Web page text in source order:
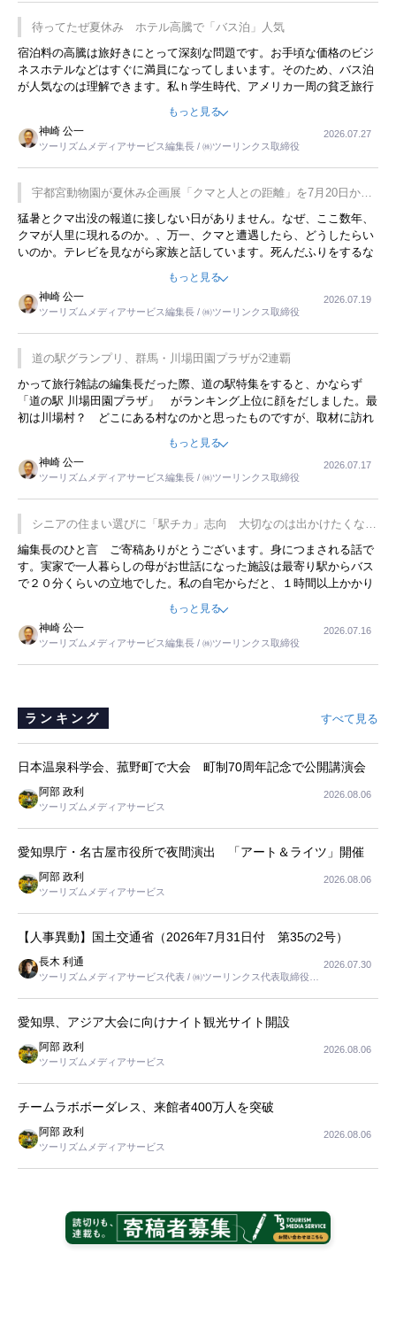
待ってたぜ夏休み ホテル高騰で「バス泊」人気
宿泊料の高騰は旅好きにとって深刻な問題です。お手頃な価格のビジ
ネスホテルなどはすぐに満員になってしまいます。そのため、バス泊
が人気なのは理解できます。私ｈ学生時代、アメリカ一周の貧乏旅行
をした時は、移動はグレイハウンドバスでした。夕方から夜の便を利
用してホテル代を浮かせていました。ただし、若いからできたことで
す。若い人が夜行バスで京都に行った、青森に行ったと聞くと、疲れ
が残らないのかなと思ってしまいます。
もっと見る
神崎 公一
ツーリズムメディアサービス編集長 / ㈱ツーリンクス取締役
2026.07.27
宇都宮動物園が夏休み企画展「クマと人との距離」を7月20日から
開催
猛暑とクマ出没の報道に接しない日がありません。なぜ、ここ数年、
クマが人里に現れるのか。、万一、クマと遭遇したら、どうしたらい
いのか。テレビを見ながら家族と話しています。死んだふりをするな
んてことは、冗談でもいえません。そんな中で、この企画展はタイム
もっと見る
神崎 公一
ツーリズムメディアサービス編集長 / ㈱ツーリンクス取締役
2026.07.19
道の駅グランプリ、群馬・川場田園プラザが2連覇
かって旅行雑誌の編集長だった際、道の駅特集をすると、かならず
「道の駅 川場田園プラザ」 がランキング上位に顔をだしました。最
初は川場村？ どこにある村なのかと思ったものですが、取材に訪れ
永井 彰一社長にインタビューしたら、興味深い話が次々が飛び出しま
した。プレゼンも巧みで、今でも思い出すことが２つあります。一つ
は、従業員に東京ディズニーランドを見学させ、サービス業、接客業
の何かを理解してもらっていることです。 もう一つは1800円もする
プレミアムヨーグルトを販売するにあたり、社内に懸念もあったそう
です。永井社長は、駐車場に都内ナンバーの高級外車が停まっている
ことに目をつけ、高級商品でも売れると確信したそうです。今回の記
事を懐かしく読みました。
もっと見る
神崎 公一
ツーリズムメディアサービス編集長 / ㈱ツーリンクス取締役
2026.07.17
シニアの住まい選びに「駅チカ」志向 大切なのは出かけたくなる
暮らし
編集長のひと言 ご寄稿ありがとうございます。身につまされる話で
す。実家で一人暮らしの母がお世話になった施設は最寄り駅からバス
で２０分くらいの立地でした。私の自宅からだと、１時間以上かかり
ました。母の住まいから近いという理由で、その施設を選択したので
すが、私と妹にとっては、半日仕事ででした。シニアの住まい選び
は、当人だけではなく、世話をする家族の足の便も考えない外池ない
と思いました。
もっと見る
神崎 公一
ツーリズムメディアサービス編集長 / ㈱ツーリンクス取締役
2026.07.16
ランキング すべて見る
日本温泉科学会、菰野町で大会 町制70周年記念で公開講演会
阿部 政利
ツーリズムメディアサービス
2026.08.06
愛知県庁・名古屋市役所で夜間演出 「アート＆ライツ」開催
阿部 政利
ツーリズムメディアサービス
2026.08.06
【人事異動】国土交通省（2026年7月31日付 第35の2号）
長木 利通
ツーリズムメディアサービス代表 / ㈱ツーリンクス代表取締役社
2026.07.30
愛知県、アジア大会に向けナイト観光サイト開設
阿部 政利
ツーリズムメディアサービス
2026.08.06
チームラボボーダレス、来館者400万人を突破
阿部 政利
ツーリズムメディアサービス
2026.08.06